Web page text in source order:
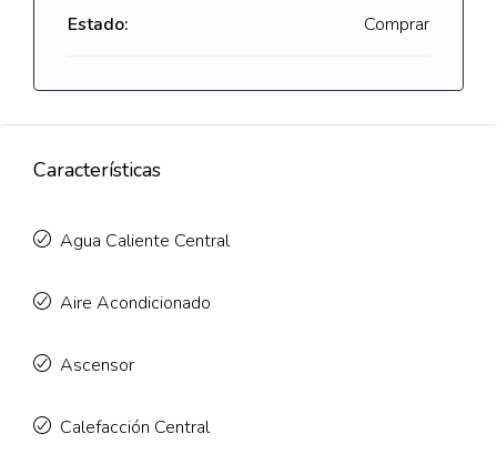
Estado: Comprar
Características
Agua Caliente Central
Aire Acondicionado
Ascensor
Calefacción Central